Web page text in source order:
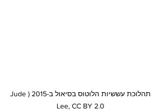
תהלוכת עששיות הלוטוס בסיאול ב-2015 (Jude
Lee, CC BY 2.0